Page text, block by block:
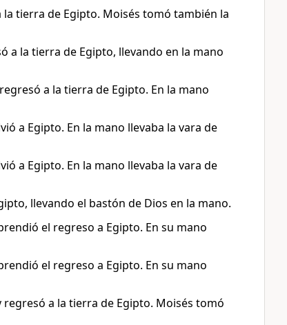
tierra de Egipto. Moisés tomó también la
a la tierra de Egipto, llevando en la mano
a la tierra de Egipto. En la mano
a Egipto. En la mano llevaba la vara de
a Egipto. En la mano llevaba la vara de
llevando el bastón de Dios en la mano.
el regreso a Egipto. En su mano
el regreso a Egipto. En su mano
a la tierra de Egipto. Moisés tomó